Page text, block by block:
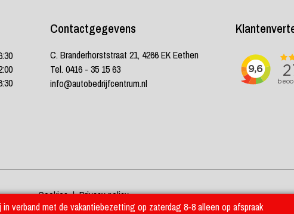
Contactgegevens
C. Branderhorststraat 21, 4266 EK Eethen
Tel. 0416 - 35 15 63
info@autobedrijfcentrum.nl
Cookies|Privacy policy
verband met de vakantiebezetting op zaterdag 8-8 alleen op afspraak